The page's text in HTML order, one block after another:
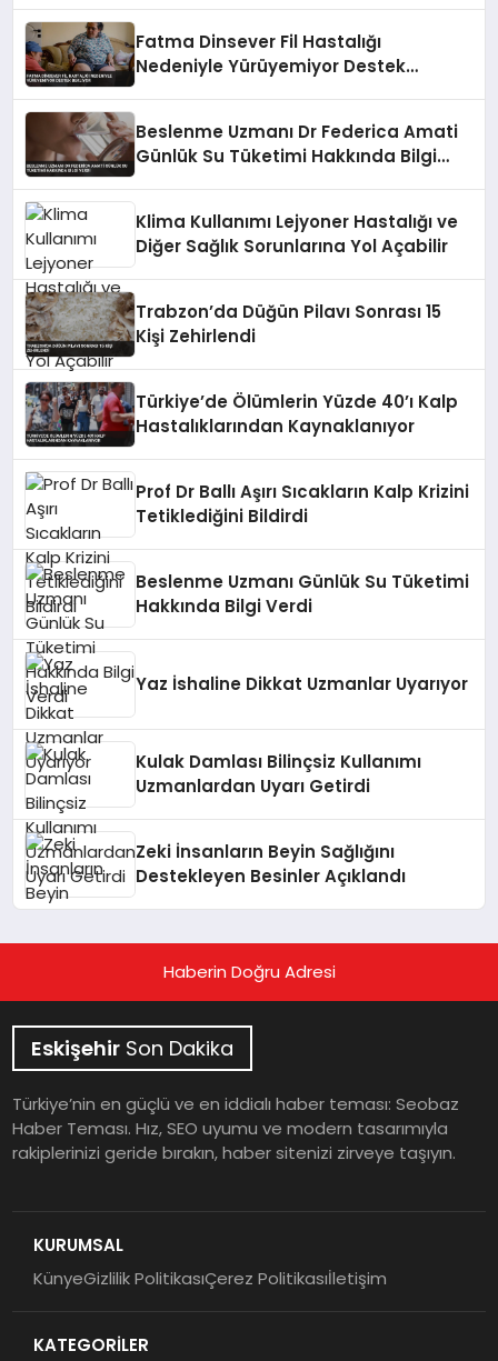
Fatma Dinsever Fil Hastalığı
Nedeniyle Yürüyemiyor Destek
Beslenme Uzmanı Dr Federica Amati
Günlük Su Tüketimi Hakkında Bilgi
Klima Kullanımı Lejyoner Hastalığı ve
Diğer Sağlık Sorunlarına Yol Açabilir
Trabzon’da Düğün Pilavı Sonrası 15
Kişi Zehirlendi
Türkiye’de Ölümlerin Yüzde 40’ı Kalp
Hastalıklarından Kaynaklanıyor
Prof Dr Ballı Aşırı Sıcakların Kalp Krizini
Tetiklediğini Bildirdi
Beslenme Uzmanı Günlük Su Tüketimi
Hakkında Bilgi Verdi
Yaz İshaline Dikkat Uzmanlar Uyarıyor
Kulak Damlası Bilinçsiz Kullanımı
Uzmanlardan Uyarı Getirdi
Zeki İnsanların Beyin Sağlığını
Destekleyen Besinler Açıklandı
Haberin Doğru Adresi
Eskişehir Son Dakika
Türkiye’nin en güçlü ve en iddialı haber teması: Seobaz
Haber Teması. Hız, SEO uyumu ve modern tasarımıyla
rakiplerinizi geride bırakın, haber sitenizi zirveye taşıyın.
KURUMSAL
KünyeGizlilik PolitikasıÇerez Politikasıİletişim
KATEGORİLER